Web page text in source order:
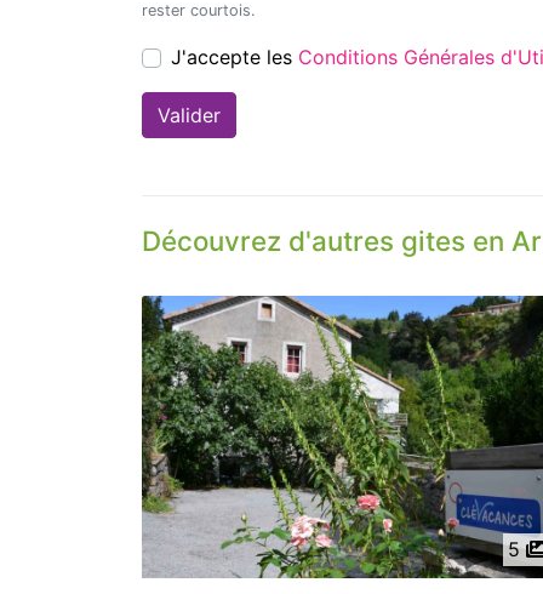
rester courtois.
J'accepte les Conditions Générales
Découvrez d'autres gites en
5